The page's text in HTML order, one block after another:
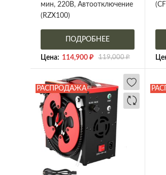
мин, 220В, Автоотключение
(RZX100)
ПОДРОБНЕЕ
Цена: 114,900 ₽ 119,000₽
РАСПРОДАЖА